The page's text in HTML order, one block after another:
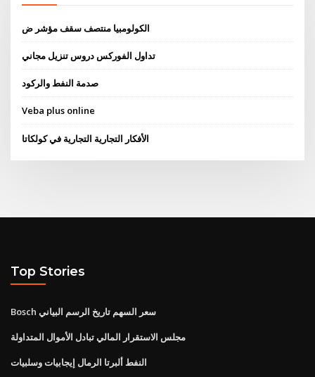
الكولومبيا منتصف سقف مؤشر ض
تداول الفوركس دروس تنزيل مجاني
صدمة النفط والركود
Veba plus online
الأفكار التجارية التجارية في كولكاتا
Top Stories
Bosch سعر السهم تاريخ الرسم البياني
مجلس الاستقرار المالي تبادل الأموال المتداولة
النفط ألبرتا الرمال إيجابيات وسلبيات